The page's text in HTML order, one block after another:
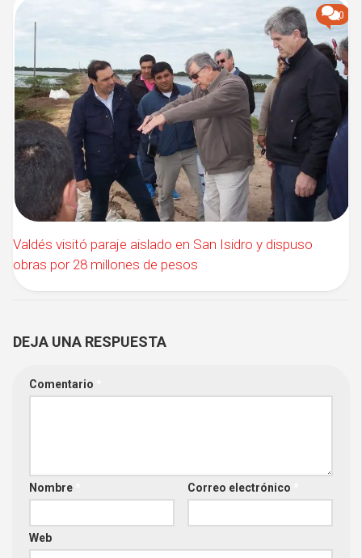
0
Valdés visitó paraje aislado en San Isidro y dispuso
obras por 28 millones de pesos
DEJA UNA RESPUESTA
Comentario
Nombre Correo electrónico
Web